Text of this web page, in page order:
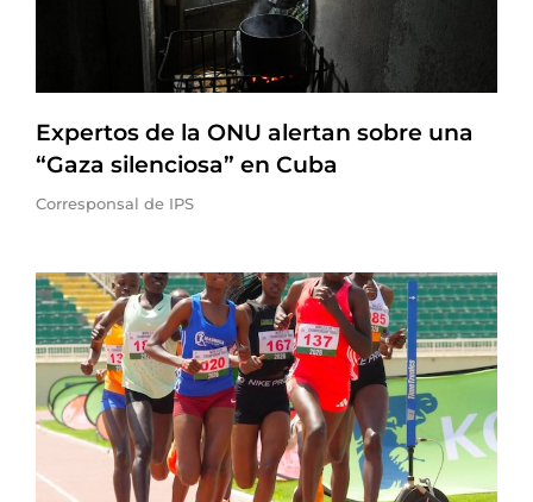
Expertos de la ONU alertan sobre una
“Gaza silenciosa” en Cuba
Corresponsal de IPS